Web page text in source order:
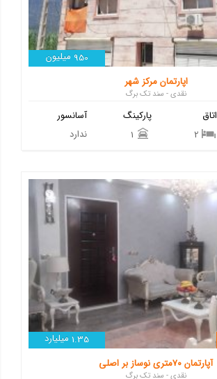
950 میلیون
اپارتمان مرکز شهر
نقدی - سند تک برگ
آسانسور
ندارد
پارکینگ
اتاق
1.35 میلیارد
آپارتمان ۷۰متری نوساز بر اصلی
نقدی - سند تک برگ